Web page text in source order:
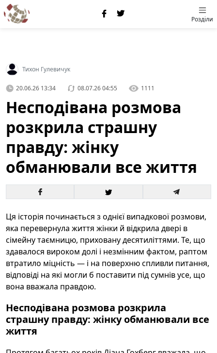
Розділи
Тихон Гулевичук
20.06.26 13:34 08.07.26 04:55 1111
Несподівана розмова
розкрила страшну
правду: жінку
обманювали все життя
Ця історія починається з однієї випадкової розмови,
яка перевернула життя жінки й відкрила двері в
сімейну таємницю, приховану десятиліттями. Те, що
здавалося вироком долі і незмінним фактом, раптом
втратило міцність — і на поверхню спливли питання,
відповіді на які могли б поставити під сумнів усе, що
вона вважала правдою.
Несподівана розмова розкрила
страшну правду: жінку обманювали все
життя